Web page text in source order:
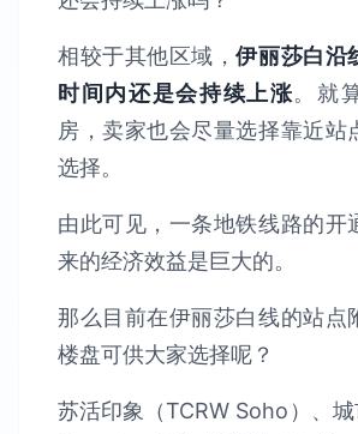
相较于其他区域，伊丽莎白沿
时间内还是会持续上涨。就
房，卖家也会尽量选择靠近站
选择。
由此可见，一条地铁线路的开
来的经济效益是巨大的。
那么目前在伊丽莎白线的站点
楼盘可供大家选择呢？
苏活印象（TCRW Soho）、